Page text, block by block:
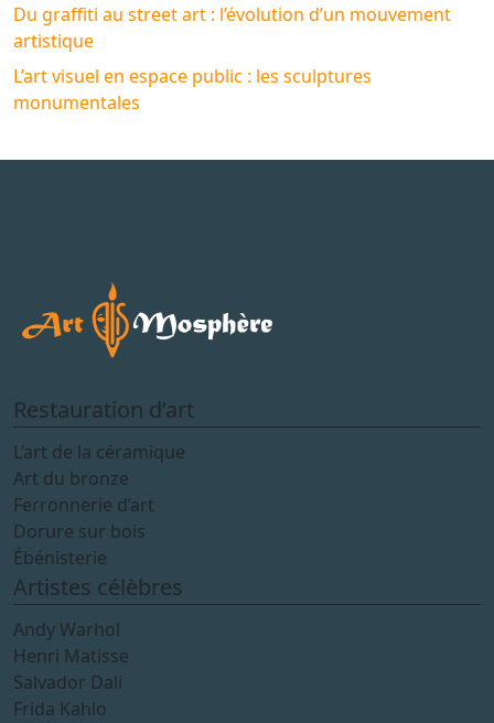
Du graffiti au street art : l’évolution d’un mouvement
artistique
L’art visuel en espace public : les sculptures
monumentales
Restauration d’art
L’art de la céramique
Art du bronze
Ferronnerie d’art
Dorure sur bois
Ébénisterie
Artistes célèbres
Andy Warhol
Henri Matisse
Salvador Dali
Frida Kahlo